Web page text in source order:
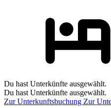
Du hast Unterkünfte ausgewählt.
Du hast Unterkünfte ausgewählt.
Zur Unterkunftsbuchung Zur